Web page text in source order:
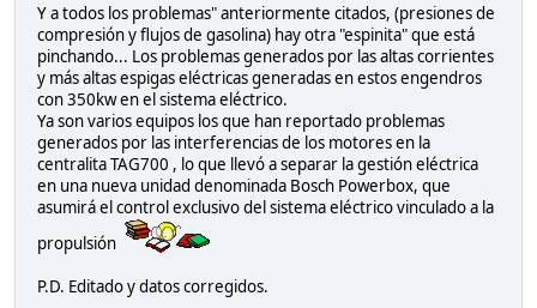
Y a todos los problemas" anteriormente citados, (presiones de
compresión y flujos de gasolina) hay otra "espinita" que está
pinchando... Los problemas generados por las altas corrientes
y más altas espigas eléctricas generadas en estos engendros
con 350kw en el sistema eléctrico.
Ya son varios equipos los que han reportado problemas
generados por las interferencias de los motores en la
centralita TAG700 , lo que llevó a separar la gestión eléctrica
en una nueva unidad denominada Bosch Powerbox, que
asumirá el control exclusivo del sistema eléctrico vinculado a la
propulsión
P.D. Editado y datos corregidos.